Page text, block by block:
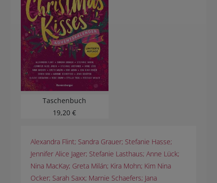
Taschenbuch
19,20 €
Alexandra Flint; Sandra Grauer; Stefanie Hasse;
Jennifer Alice Jager; Stefanie Lasthaus; Anne Lück;
Nina MacKay; Greta Milán; Kira Mohn; Kim Nina
Ocker; Sarah Saxx; Marnie Schaefers; Jana